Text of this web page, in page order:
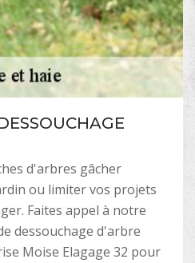
d'arbres gâcher
ou limiter vos projets
Faites appel à notre
dessouchage d'arbre
Moise Elagage 32 pour